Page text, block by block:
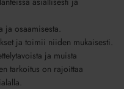
ja osaamisesta.
ja toimii niiden mukaisesti.
ja muista
tarkoitus on rajoittaa